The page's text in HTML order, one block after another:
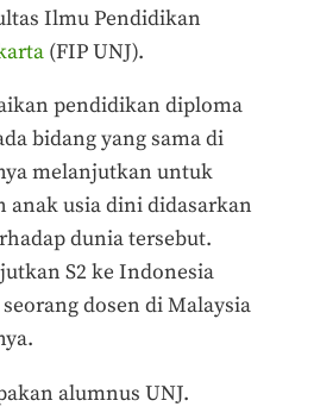
Ilmu Pendidikan
(FIP UNJ).
pendidikan diploma
bidang yang sama di
melanjutkan untuk
usia dini didasarkan
dunia tersebut.
S2 ke Indonesia
dosen di Malaysia
alumnus UNJ.